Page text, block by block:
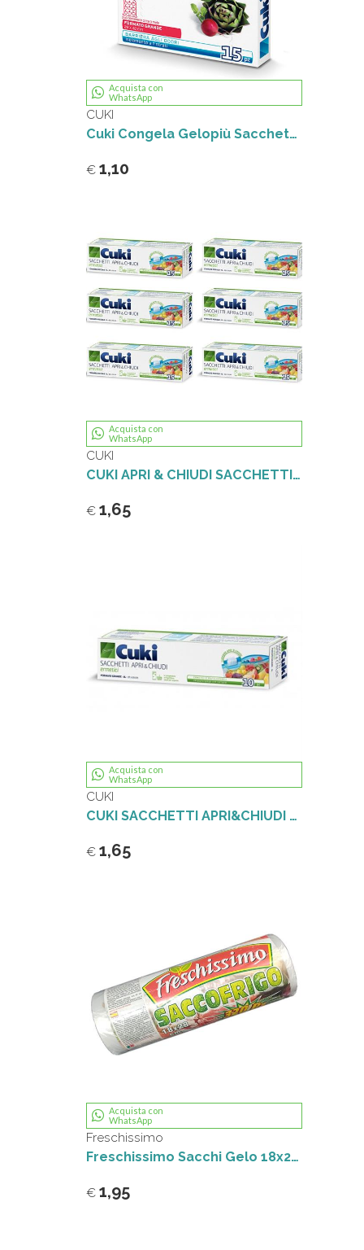
Acquista con
WhatsApp
CUKI
Cuki Congela Gelopiù Sacchetti freezer 7 strati 29 x 42 cm 15 pz
€ 1,10
Acquista con
WhatsApp
CUKI
CUKI APRI & CHIUDI SACCHETTI ERMETICI MISURA PICCOLA 15 PEZZI 1 LT.20 x 15 CM
€ 1,65
Acquista con
WhatsApp
CUKI
CUKI SACCHETTI APRI&CHIUDI ERMETICI CM.27X25 10PZ.FORMATO GRANDE 3LT.
€ 1,65
Acquista con
WhatsApp
Freschissimo
Freschissimo Sacchi Gelo 18x28 380 pz
€ 1,95